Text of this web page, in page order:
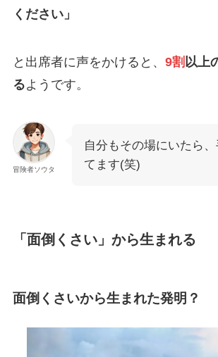
ください」
と出席者に声をかけると、 9割 以上
るようです。
冒険者ソウタ
自分もその場にいたら
てます(笑)
「面倒くさい」から生まれる
面倒くさいから生まれた発明？